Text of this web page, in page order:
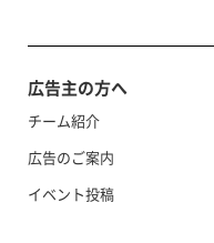
広告主の方へ
チーム紹介
広告のご案内
イベント投稿